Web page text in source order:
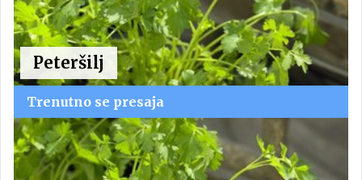
Peteršilj
Trenutno se presaja